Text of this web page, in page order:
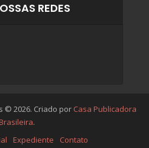
REDES
© 2026. Criado por Casa Publicadora
.
Expediente Contato